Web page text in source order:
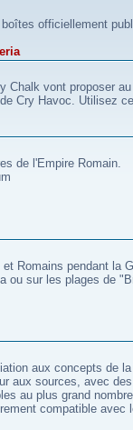
officiellement
Chalk vont proposer
Cry Havoc. Utilisez
de l'Empire Romain.
Romains pendant la
ou sur les plages de
aux concepts de
aux sources, avec
au plus grand
compatible avec